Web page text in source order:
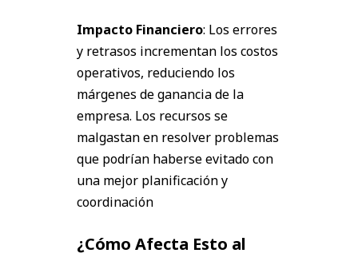
Impacto Financiero: Los errores
y retrasos incrementan los costos
operativos, reduciendo los
márgenes de ganancia de la
empresa. Los recursos se
malgastan en resolver problemas
que podrían haberse evitado con
una mejor planificación y
coordinación
¿Cómo Afecta Esto al